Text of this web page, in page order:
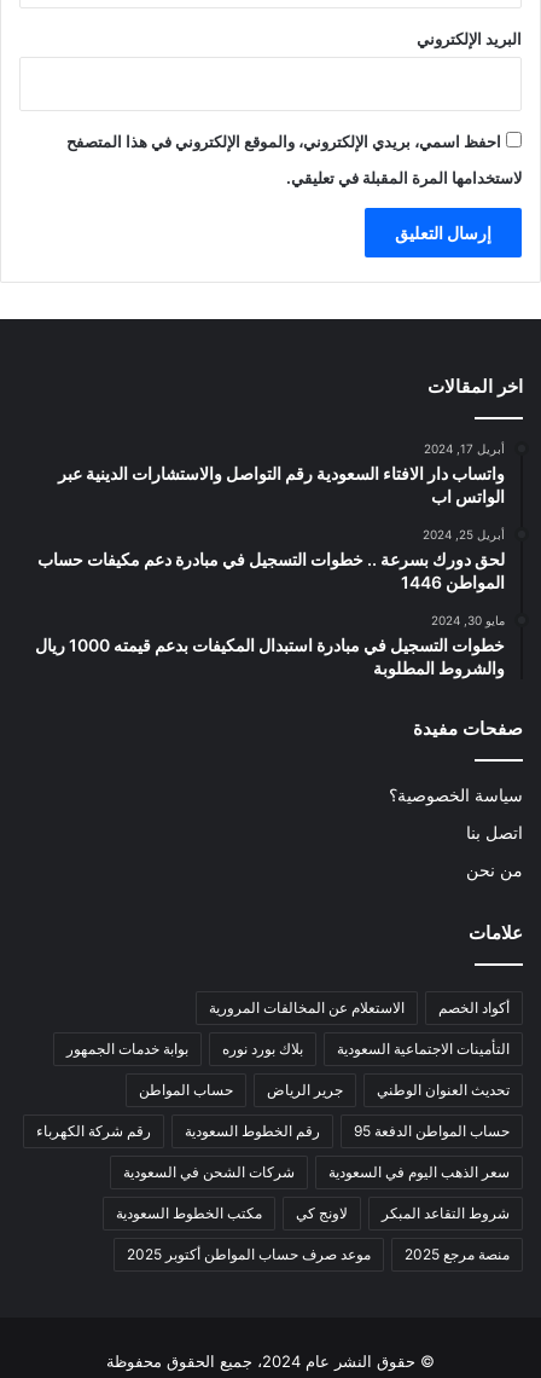
البريد الإلكتروني
احفظ اسمي، بريدي الإلكتروني، والموقع الإلكتروني في هذا المتصفح
لاستخدامها المرة المقبلة في تعليقي.
اخر المقالات
أبريل 17, 2024
واتساب دار الافتاء السعودية رقم التواصل والاستشارات الدينية عبر
الواتس اب
أبريل 25, 2024
لحق دورك بسرعة .. خطوات التسجيل في مبادرة دعم مكيفات حساب
المواطن 1446
مايو 30, 2024
خطوات التسجيل في مبادرة استبدال المكيفات بدعم قيمته 1000 ريال
والشروط المطلوبة
صفحات مفيدة
سياسة الخصوصية؟
اتصل بنا
من نحن
علامات
أكواد الخصم الاستعلام عن المخالفات المرورية
التأمينات الاجتماعية السعودية بلاك بورد نوره بوابة خدمات الجمهور
تحديث العنوان الوطني جرير الرياض حساب المواطن
حساب المواطن الدفعة 95 رقم الخطوط السعودية رقم شركة الكهرباء
سعر الذهب اليوم في السعودية شركات الشحن في السعودية
شروط التقاعد المبكر لاونج كي مكتب الخطوط السعودية
منصة مرجع 2025 موعد صرف حساب المواطن أكتوبر 2025
© حقوق النشر عام 2024، جميع الحقوق محفوظة